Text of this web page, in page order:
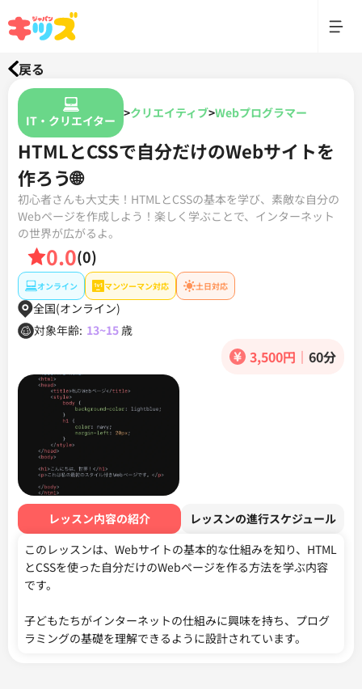
戻る
IT・クリエイター >クリエイティブ>Webプログラマー
HTMLとCSSで自分だけのWebサイトを
作ろう🌐
初心者さんも大丈夫！HTMLとCSSの基本を学び、素敵な自分の
Webページを作成しよう！楽しく学ぶことで、インターネット
の世界が広がるよ。
0.0(0)
オンライン マンツーマン対応 土日対応
全国(オンライン)
対象年齢: 13~15歳
3,500円 ｜ 60分
レッスン内容の紹介
レッスンの進行スケジュール
このレッスンは、Webサイトの基本的な仕組みを知り、HTML
とCSSを使った自分だけのWebページを作る方法を学ぶ内容
です。
子どもたちがインターネットの仕組みに興味を持ち、プログ
ラミングの基礎を理解できるように設計されています。